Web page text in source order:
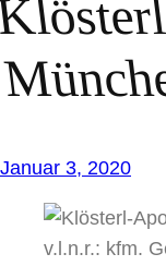
Januar 3, 2020
v.l.n.r.: kfm.